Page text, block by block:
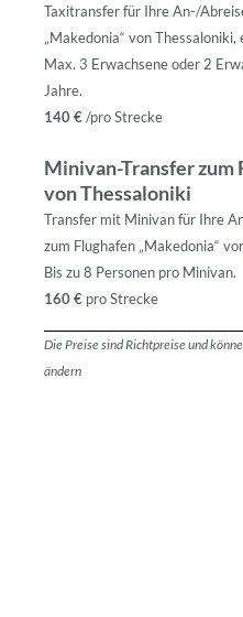
Taxitransfer für Ihre An-/
„Makedonia“ von Thessaloniki,
Max. 3 Erwachsene oder 2
Jahre.
140 €/pro Strecke
Minivan-Transfer zum
von Thessaloniki
Transfer mit Minivan für Ihre
zum Flughafen „Makedonia“
Bis zu 8 Personen pro Minivan.
160 € pro Strecke
Die Preise sind Richtpreise und
ändern